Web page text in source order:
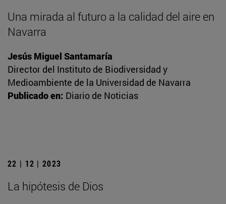
Una mirada al futuro a la calidad del aire en
Navarra
Jesús Miguel Santamaría
Director del Instituto de Biodiversidad y
Medioambiente de la Universidad de Navarra
Publicado en: Diario de Noticias
22 | 12 | 2023
La hipótesis de Dios